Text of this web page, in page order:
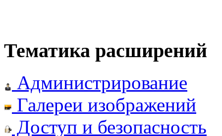
Тематика расширений
Администрирование
Галереи изображений
Доступ и безопасность